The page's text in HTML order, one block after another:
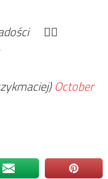
🤦‍♂️
October